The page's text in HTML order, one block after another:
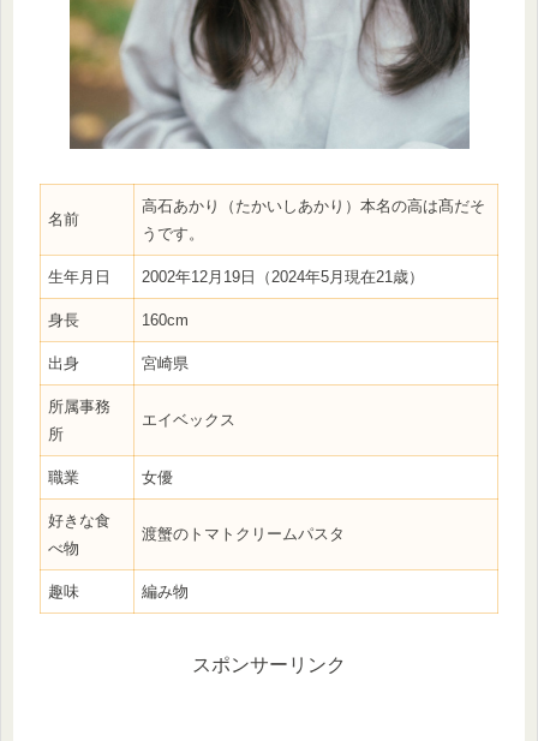
名前
高石あかり（たかいしあかり）本名の高は髙だそ
うです。
生年月日 2002年12月19日（2024年5月現在21歳）
身長 160cm
出身 宮崎県
所属事務
所
エイベックス
職業 女優
好きな食
べ物
渡蟹のトマトクリームパスタ
趣味 編み物
スポンサーリンク